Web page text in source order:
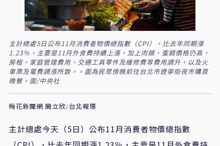
主計總處5日公布11月消費者物價總指數（CPI），比去年同期漲
1.23％，主要是11月外食費持續上漲，加上肉類、蛋類價格仍高，
房租、家庭管理費用、交通工具零件及維修費等費用調升，以及火
車票及電費調漲所致。。圖為民眾傍晚前往台北市遼寧街夜市購買
晚餐。圖/中央社
梅花新聞網 簡立欣/台北報導
主計總處今天（5日）公布11月消費者物價總指數